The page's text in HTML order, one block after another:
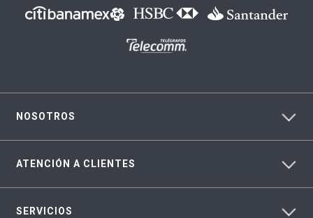
NOSOTROS
ATENCIÓN A CLIENTES
SERVICIOS